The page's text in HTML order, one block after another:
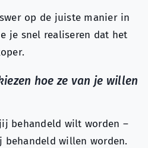
op de juiste manier in
je snel realiseren dat het
hoe ze van je willen
behandeld wilt worden –
behandeld willen worden.